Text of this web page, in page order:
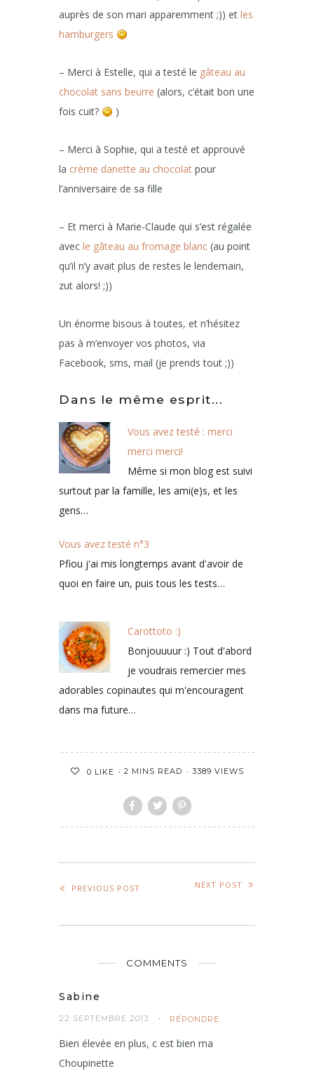
auprès de son mari apparemment ;)) et les
hamburgers
– Merci à Estelle, qui a testé le gâteau au
chocolat sans beurre (alors, c’était bon une
fois cuit?
)
– Merci à Sophie, qui a testé et approuvé
la crème danette au chocolat pour
l’anniversaire de sa fille
– Et merci à Marie-Claude qui s’est régalée
avec le gâteau au fromage blanc (au point
qu’il n’y avait plus de restes le lendemain,
zut alors! ;))
Un énorme bisous à toutes, et n’hésitez
pas à m’envoyer vos photos, via
Facebook, sms, mail (je prends tout ;))
Dans le même esprit...
Vous avez testé : merci
merci merci!
Même si mon blog est suivi
surtout par la famille, les ami(e)s, et les
gens…
Vous avez testé n°3
Pfiou j'ai mis longtemps avant d'avoir de
quoi en faire un, puis tous les tests…
Carottoto :)
Bonjouuuur :) Tout d'abord
je voudrais remercier mes
adorables copinautes qui m'encouragent
dans ma future…
0 LIKE 2 MINS READ 3389 VIEWS
PREVIOUS POST NEXT POST
COMMENTS
Sabine
22 SEPTEMBRE 2013 RÉPONDRE
Bien élevée en plus, c est bien ma
Choupinette